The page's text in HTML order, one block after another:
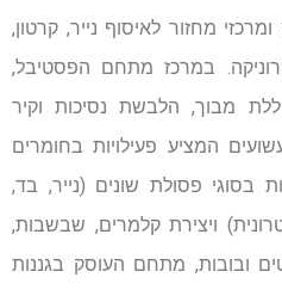
מחזור לאיסוף נייר, קרטון,
במרכז מתחם הפסטיבל,
מבוך, הלבשת נסיכות וקיר
המציע פעילויות בחומרים
בסוגי פסולת שונים (נייר, בד,
ויצירת קלמרים, שבשבות,
ובובות, מתחם העוסק בגננות